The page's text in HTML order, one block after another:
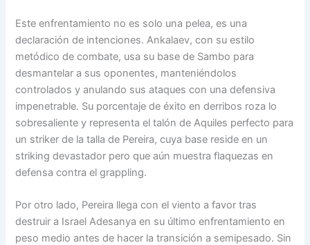
Este enfrentamiento no es solo una pelea, es una
declaración de intenciones. Ankalaev, con su estilo
metódico de combate, usa su base de Sambo para
desmantelar a sus oponentes, manteniéndolos
controlados y anulando sus ataques con una defensiva
impenetrable. Su porcentaje de éxito en derribos roza lo
sobresaliente y representa el talón de Aquiles perfecto para
un striker de la talla de Pereira, cuya base reside en un
striking devastador pero que aún muestra flaquezas en
defensa contra el grappling.
Por otro lado, Pereira llega con el viento a favor tras
destruir a Israel Adesanya en su último enfrentamiento en
peso medio antes de hacer la transición a semipesado. Sin